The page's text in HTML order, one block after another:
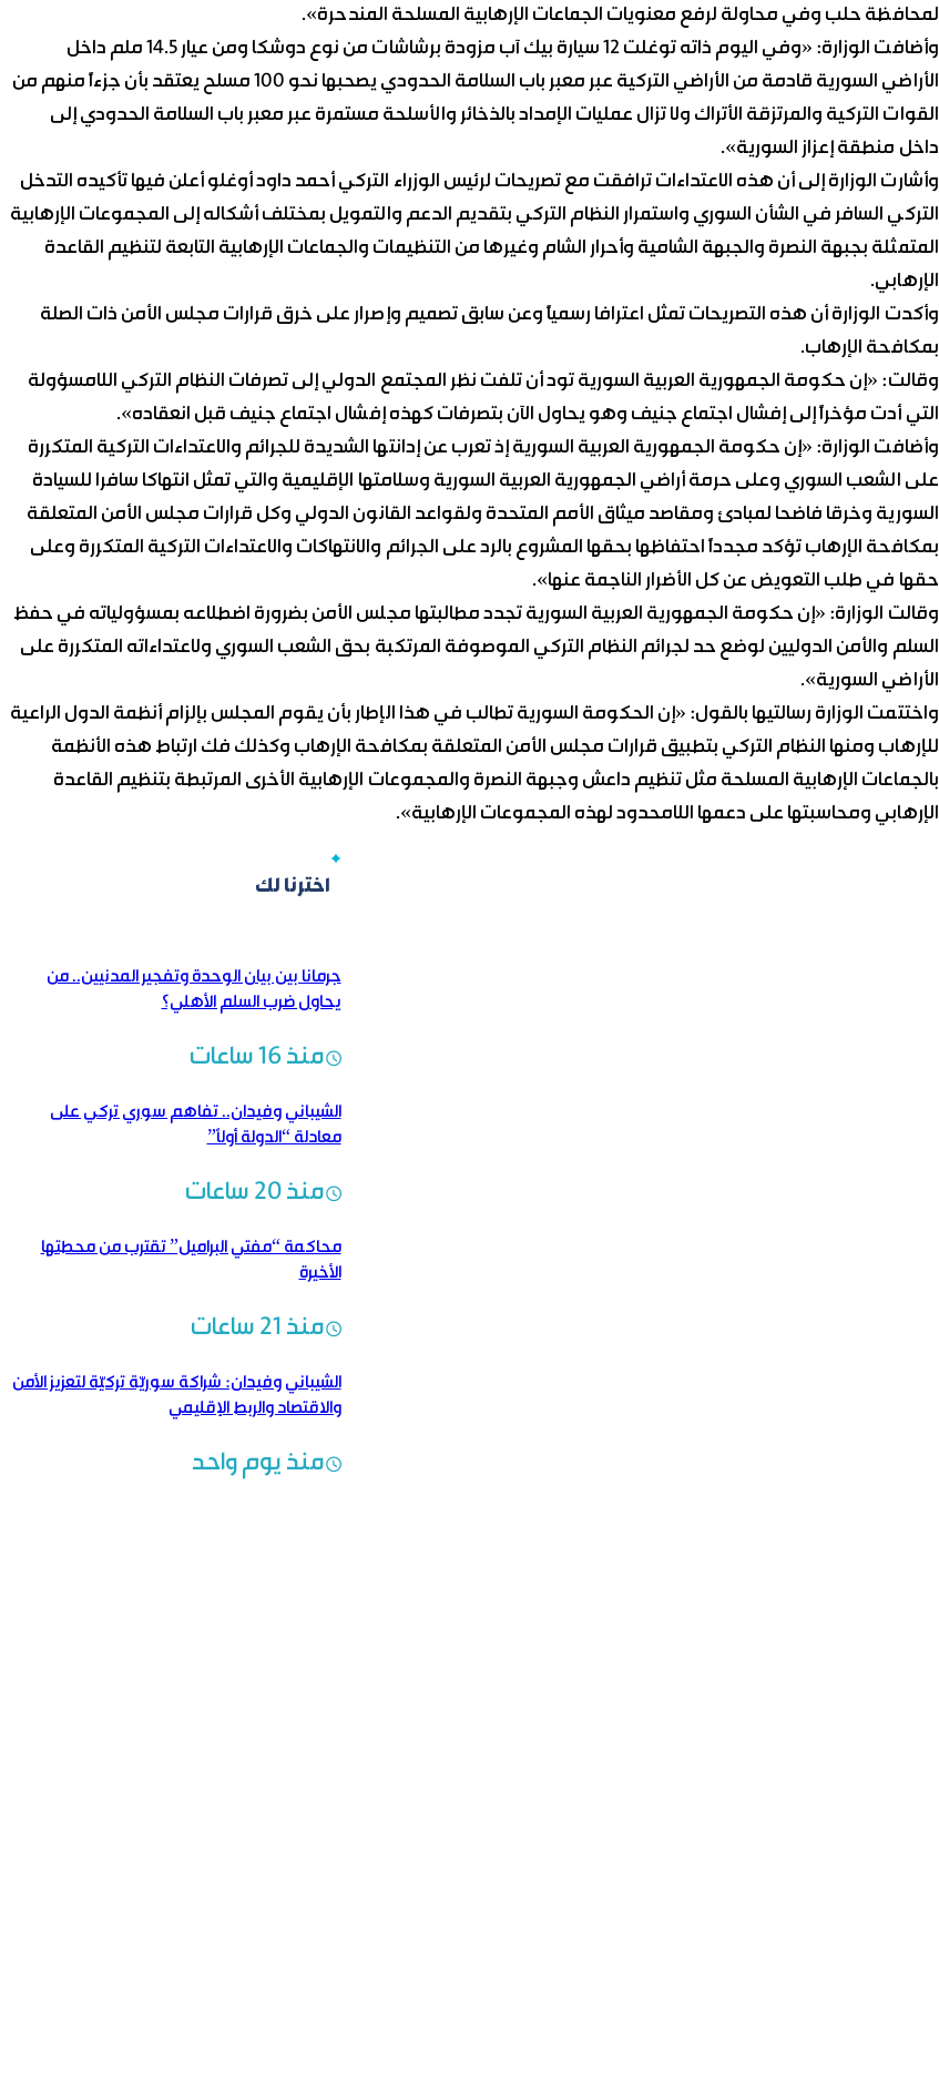
لمحافظة حلب وفي محاولة لرفع معنويات الجماعات الإرهابية المسلحة المندحرة».
وأضافت الوزارة: «وفي اليوم ذاته توغلت 12 سيارة بيك آب مزودة برشاشات من نوع دوشكا ومن عيار 14.5 ملم داخل
الأراضي السورية قادمة من الأراضي التركية عبر معبر باب السلامة الحدودي يصحبها نحو 100 مسلح يعتقد بأن جزءاً منهم من
القوات التركية والمرتزقة الأتراك ولا تزال عمليات الإمداد بالذخائر والأسلحة مستمرة عبر معبر باب السلامة الحدودي إلى
داخل منطقة إعزاز السورية».
وأشارت الوزارة إلى أن هذه الاعتداءات ترافقت مع تصريحات لرئيس الوزراء التركي أحمد داود أوغلو أعلن فيها تأكيده التدخل
التركي السافر في الشأن السوري واستمرار النظام التركي بتقديم الدعم والتمويل بمختلف أشكاله إلى المجموعات الإرهابية
المتمثلة بجبهة النصرة والجبهة الشامية وأحرار الشام وغيرها من التنظيمات والجماعات الإرهابية التابعة لتنظيم القاعدة
الإرهابي.
وأكدت الوزارة أن هذه التصريحات تمثل اعترافا رسمياً وعن سابق تصميم وإصرار على خرق قرارات مجلس الأمن ذات الصلة
بمكافحة الإرهاب.
وقالت: «إن حكومة الجمهورية العربية السورية تود أن تلفت نظر المجتمع الدولي إلى تصرفات النظام التركي اللامسؤولة
التي أدت مؤخراً إلى إفشال اجتماع جنيف وهو يحاول الآن بتصرفات كهذه إفشال اجتماع جنيف قبل انعقاده».
وأضافت الوزارة: «إن حكومة الجمهورية العربية السورية إذ تعرب عن إدانتها الشديدة للجرائم والاعتداءات التركية المتكررة
على الشعب السوري وعلى حرمة أراضي الجمهورية العربية السورية وسلامتها الإقليمية والتي تمثل انتهاكا سافرا للسيادة
السورية وخرقا فاضحا لمبادئ ومقاصد ميثاق الأمم المتحدة ولقواعد القانون الدولي وكل قرارات مجلس الأمن المتعلقة
بمكافحة الإرهاب تؤكد مجدداً احتفاظها بحقها المشروع بالرد على الجرائم والانتهاكات والاعتداءات التركية المتكررة وعلى
حقها في طلب التعويض عن كل الأضرار الناجمة عنها».
وقالت الوزارة: «إن حكومة الجمهورية العربية السورية تجدد مطالبتها مجلس الأمن بضرورة اضطلاعه بمسؤولياته في حفظ
السلم والأمن الدوليين لوضع حد لجرائم النظام التركي الموصوفة المرتكبة بحق الشعب السوري ولاعتداءاته المتكررة على
الأراضي السورية».
واختتمت الوزارة رسالتيها بالقول: «إن الحكومة السورية تطالب في هذا الإطار بأن يقوم المجلس بإلزام أنظمة الدول الراعية
للإرهاب ومنها النظام التركي بتطبيق قرارات مجلس الأمن المتعلقة بمكافحة الإرهاب وكذلك فك ارتباط هذه الأنظمة
بالجماعات الإرهابية المسلحة مثل تنظيم داعش وجبهة النصرة والمجموعات الإرهابية الأخرى المرتبطة بتنظيم القاعدة
الإرهابي ومحاسبتها على دعمها اللامحدود لهذه المجموعات الإرهابية».
اخترنا لك
جرمانا بين بيان الوحدة وتفجير المدنيين.. من
يحاول ضرب السلم الأهلي؟
منذ 16 ساعات
الشيباني وفيدان.. تفاهم سوري تركي على
معادلة “الدولة أولاً”
منذ 20 ساعات
محاكمة “مفتي البراميل” تقترب من محطتها
الأخيرة
منذ 21 ساعات
الشيباني وفيدان: شراكة سوريّة تركيّة لتعزيز الأمن
والاقتصاد والربط الإقليمي
منذ يوم واحد